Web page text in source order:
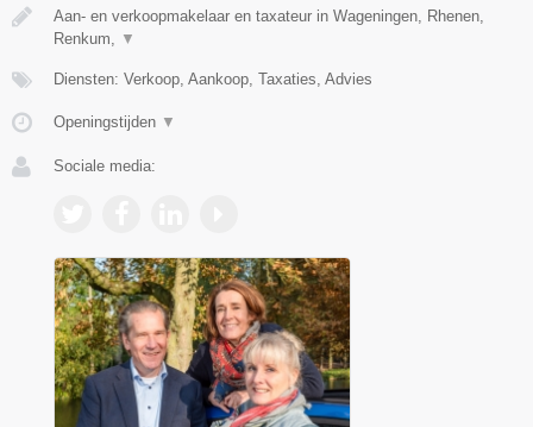
Aan- en verkoopmakelaar en taxateur in Wageningen, Rhenen,
Renkum,
▼
Diensten: Verkoop, Aankoop, Taxaties, Advies
Openingstijden ▼
Sociale media: